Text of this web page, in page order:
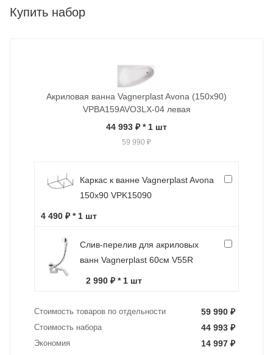
Купить набор
Акриловая ванна Vagnerplast Avona (150x90)
VPBA159AVO3LX-04 левая
44 993 ₽ * 1 шт
59 990 ₽
Каркас к ванне Vagnerplast Avona
150x90 VPK15090
4 490 ₽ * 1 шт
Слив-перелив для акриловых
ванн Vagnerplast 60см V55R
2 990 ₽ * 1 шт
Стоимость товаров по отдельности 59 990 ₽
Стоимость набора 44 993 ₽
Экономия 14 997 ₽